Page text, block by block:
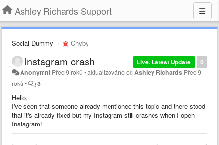
Ashley Richards Support
Social Dummy Chyby
0
Live. Latest Update
Instagram crash
AnonymníPřed 9 roků•aktualizováno odAshley Richards Před 9
roků • 3
Hello,
I've seen that someone already mentioned this topic and there stood
that it's already fixed but my Instagram still crashes when I open
Instagram!